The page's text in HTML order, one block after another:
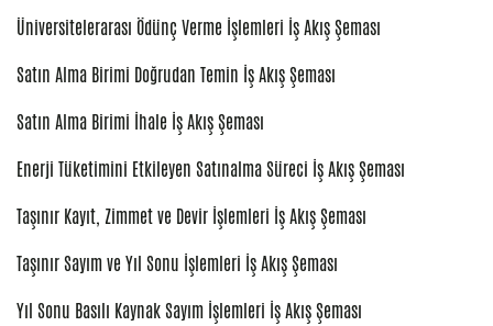
Üniversitelerarası Ödünç Verme İşlemleri İş Akış Şeması
Satın Alma Birimi Doğrudan Temin İş Akış Şeması
Satın Alma Birimi İhale İş Akış Şeması
Enerji Tüketimini Etkileyen Satınalma Süreci İş Akış Şeması
Taşınır Kayıt, Zimmet ve Devir İşlemleri İş Akış Şeması
Taşınır Sayım ve Yıl Sonu İşlemleri İş Akış Şeması
Yıl Sonu Basılı Kaynak Sayım İşlemleri İş Akış Şeması